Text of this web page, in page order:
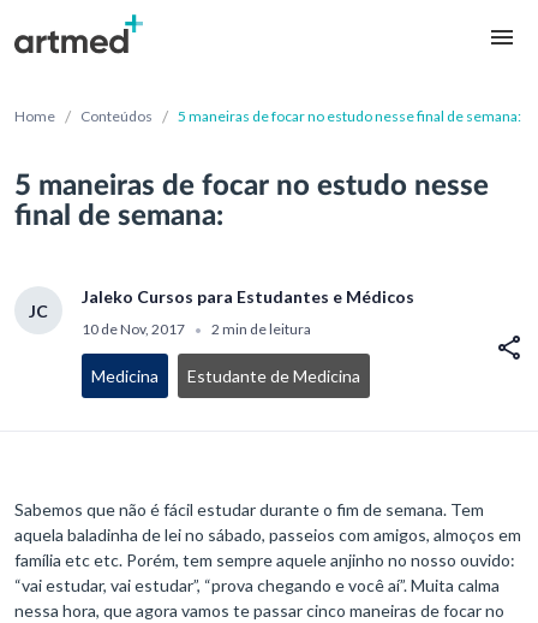
Home / Conteúdos / 5 maneiras de focar no estudo nesse final de semana:
5 maneiras de focar no estudo nesse
final de semana:
JC
Jaleko Cursos para Estudantes e Médicos
10 de Nov, 2017 • 2 min de leitura
Medicina Estudante de Medicina
Sabemos que não é fácil estudar durante o fim de semana. Tem
aquela baladinha de lei no sábado, passeios com amigos, almoços em
família etc etc. Porém, tem sempre aquele anjinho no nosso ouvido:
“vai estudar, vai estudar”, “prova chegando e você aí”. Muita calma
nessa hora, que agora vamos te passar cinco maneiras de focar no